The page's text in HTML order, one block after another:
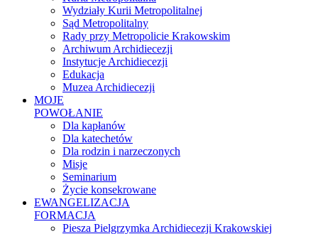
Wydziały Kurii Metropolitalnej
Sąd Metropolitalny
Rady przy Metropolicie Krakowskim
Archiwum Archidiecezji
Instytucje Archidiecezji
Edukacja
Muzea Archidiecezji
MOJE
POWOŁANIE
Dla kapłanów
Dla katechetów
Dla rodzin i narzeczonych
Misje
Seminarium
Życie konsekrowane
EWANGELIZACJA
FORMACJA
Piesza Pielgrzymka Archidiecezji Krakowskiej